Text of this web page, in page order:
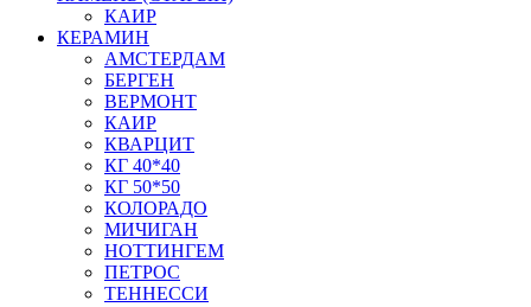
КАИР
КЕРАМИН
АМСТЕРДАМ
БЕРГЕН
ВЕРМОНТ
КАИР
КВАРЦИТ
КГ 40*40
КГ 50*50
КОЛОРАДО
МИЧИГАН
НОТТИНГЕМ
ПЕТРОС
ТЕННЕССИ